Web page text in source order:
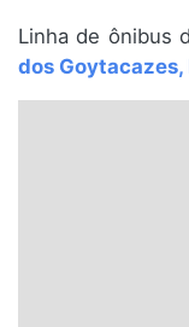
Santa
Rio Grande
Linha de ônibus
dos Goytacazes,